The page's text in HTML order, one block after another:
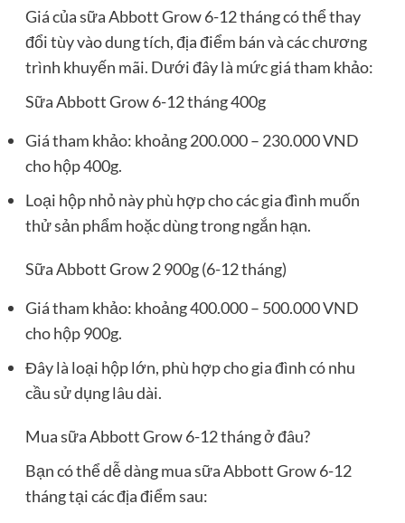
Giá của sữa Abbott Grow 6-12 tháng có thể thay
đổi tùy vào dung tích, địa điểm bán và các chương
trình khuyến mãi. Dưới đây là mức giá tham khảo:
Sữa Abbott Grow 6-12 tháng 400g
Giá tham khảo: khoảng 200.000 – 230.000 VND
cho hộp 400g.
Loại hộp nhỏ này phù hợp cho các gia đình muốn
thử sản phẩm hoặc dùng trong ngắn hạn.
Sữa Abbott Grow 2 900g (6-12 tháng)
Giá tham khảo: khoảng 400.000 – 500.000 VND
cho hộp 900g.
Đây là loại hộp lớn, phù hợp cho gia đình có nhu
cầu sử dụng lâu dài.
Mua sữa Abbott Grow 6-12 tháng ở đâu?
Bạn có thể dễ dàng mua sữa Abbott Grow 6-12
tháng tại các địa điểm sau: